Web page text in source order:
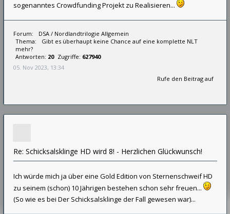
sogenanntes Crowdfunding Projekt zu Realisieren...
Forum:
DSA / Nordlandtrilogie Allgemein
Thema:
Gibt es überhaupt keine Chance auf eine komplette NLT
mehr?
Antworten: 20 Zugriffe: 627940
05. Nov 2023, 13:34
Rufe den Beitrag auf
Re: Schicksalsklinge HD wird 8! - Herzlichen Glückwunsch!
Ich würde mich ja über eine Gold Edition von Sternenschweif HD
zu seinem (schon) 10 Jährigen bestehen schon sehr freuen...
(So wie es bei Der Schicksalsklinge der Fall gewesen war)...